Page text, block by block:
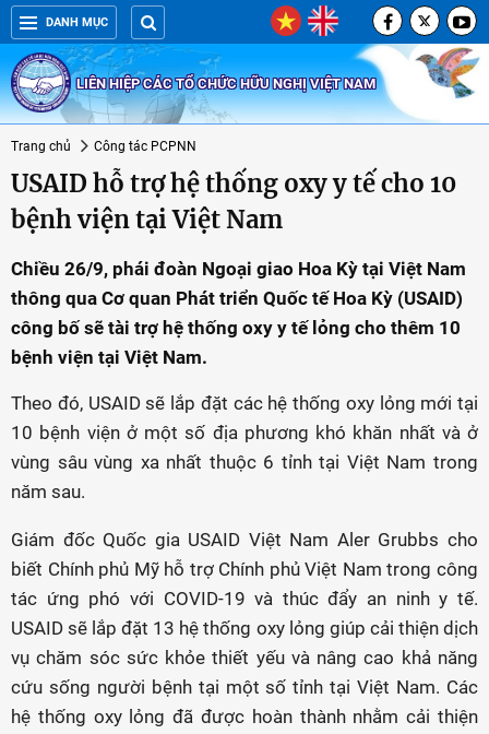
DANH MỤC
LIÊN HIỆP CÁC TỔ CHỨC HỮU NGHỊ VIỆT NAM
Trang chủ Công tác PCPNN
USAID hỗ trợ hệ thống oxy y tế cho 10
bệnh viện tại Việt Nam
Chiều 26/9, phái đoàn Ngoại giao Hoa Kỳ tại Việt Nam
thông qua Cơ quan Phát triển Quốc tế Hoa Kỳ (USAID)
công bố sẽ tài trợ hệ thống oxy y tế lỏng cho thêm 10
bệnh viện tại Việt Nam.
Theo đó, USAID sẽ lắp đặt các hệ thống oxy lỏng mới tại
10 bệnh viện ở một số địa phương khó khăn nhất và ở
vùng sâu vùng xa nhất thuộc 6 tỉnh tại Việt Nam trong
năm sau.
Giám đốc Quốc gia USAID Việt Nam Aler Grubbs cho
biết Chính phủ Mỹ hỗ trợ Chính phủ Việt Nam trong công
tác ứng phó với COVID-19 và thúc đẩy an ninh y tế.
USAID sẽ lắp đặt 13 hệ thống oxy lỏng giúp cải thiện dịch
vụ chăm sóc sức khỏe thiết yếu và nâng cao khả năng
cứu sống người bệnh tại một số tỉnh tại Việt Nam. Các
hệ thống oxy lỏng đã được hoàn thành nhằm cải thiện